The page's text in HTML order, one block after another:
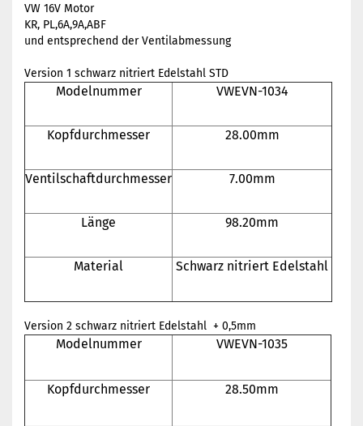
VW 16V Motor
KR, PL,6A,9A,ABF
und entsprechend der Ventilabmessung
Version 1 schwarz nitriert Edelstahl STD
Modelnummer VWEVN-1034
Kopfdurchmesser 28.00mm
Ventilschaftdurchmesser 7.00mm
Länge 98.20mm
Material Schwarz nitriert Edelstahl
Version 2 schwarz nitriert Edelstahl + 0,5mm
Modelnummer VWEVN-1035
Kopfdurchmesser 28.50mm